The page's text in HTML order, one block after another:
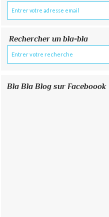
Rechercher un bla-bla
Bla Bla Blog sur Faceboook